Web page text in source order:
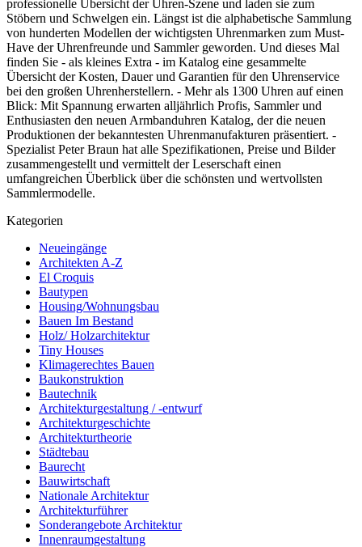
professionelle Übersicht der Uhren-Szene und laden sie zum
Stöbern und Schwelgen ein. Längst ist die alphabetische Sammlung
von hunderten Modellen der wichtigsten Uhrenmarken zum Must-
Have der Uhrenfreunde und Sammler geworden. Und dieses Mal
finden Sie - als kleines Extra - im Katalog eine gesammelte
Übersicht der Kosten, Dauer und Garantien für den Uhrenservice
bei den großen Uhrenherstellern. - Mehr als 1300 Uhren auf einen
Blick: Mit Spannung erwarten alljährlich Profis, Sammler und
Enthusiasten den neuen Armbanduhren Katalog, der die neuen
Produktionen der bekanntesten Uhrenmanufakturen präsentiert. -
Spezialist Peter Braun hat alle Spezifikationen, Preise und Bilder
zusammengestellt und vermittelt der Leserschaft einen
umfangreichen Überblick über die schönsten und wertvollsten
Sammlermodelle.
Kategorien
Neueingänge
Architekten A-Z
El Croquis
Bautypen
Housing/Wohnungsbau
Bauen Im Bestand
Holz/ Holzarchitektur
Tiny Houses
Klimagerechtes Bauen
Baukonstruktion
Bautechnik
Architekturgestaltung / -entwurf
Architekturgeschichte
Architekturtheorie
Städtebau
Baurecht
Bauwirtschaft
Nationale Architektur
Architekturführer
Sonderangebote Architektur
Innenraumgestaltung